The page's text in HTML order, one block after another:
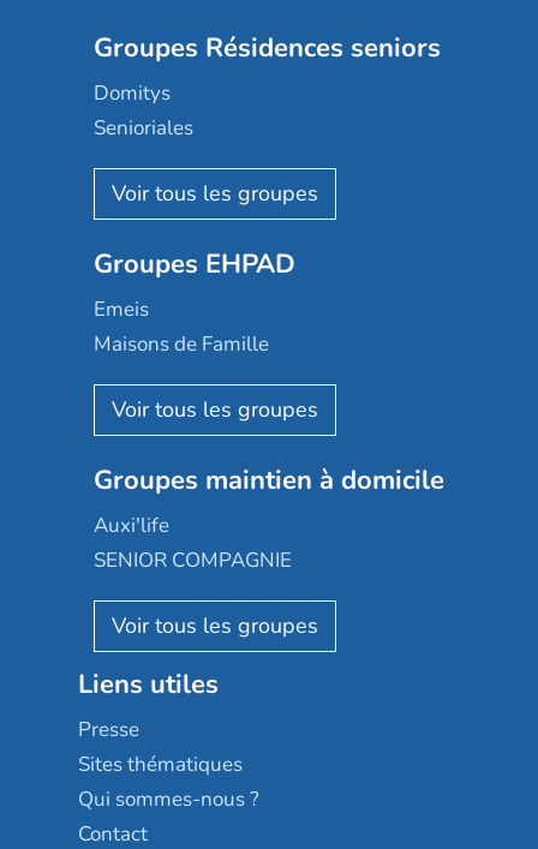
Groupes Résidences seniors
Domitys
Senioriales
Nohée
Les Résidentiels
Mobicap
Domusvi
Happy Senior
Aquarelia
Nexity edenea
Les jardins d'Arcadie
Occitalia
Appartseniors
Reseda
Stella management
Les villages d'or
Sérénys
Résidences services Villa Médicis
Groupes EHPAD
Emeis
Maisons de Famille
Korian
Emera
Groupe SOS
Le Noble Âge
Almage
Résidalya
Groupe aplus
Groupes maintien à domicile
Auxi'life
SENIOR COMPAGNIE
AGE D'OR Services
Liens utiles
Presse
Sites thématiques
Qui sommes-nous ?
Contact